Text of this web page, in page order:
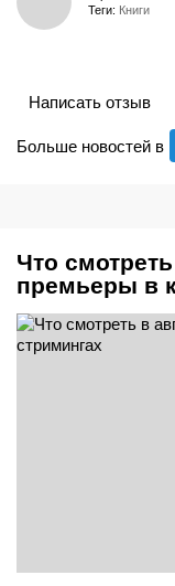
Теги: Книги
Больше новостей в
Написать отзыв
Что
премьеры в